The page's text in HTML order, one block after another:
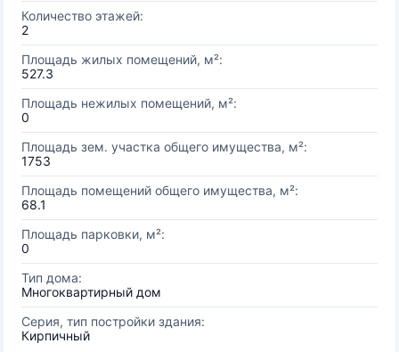
Количество этажей:
2
Площадь жилых помещений, м²:
527.3
Площадь нежилых помещений, м²:
0
Площадь зем. участка общего имущества, м²:
1753
Площадь помещений общего имущества, м²:
68.1
Площадь парковки, м²:
0
Тип дома:
Многоквартирный дом
Серия, тип постройки здания:
Кирпичный